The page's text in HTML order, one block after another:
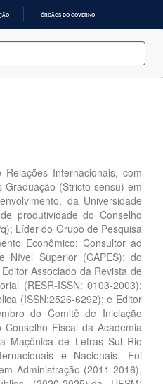
ÓRGÃOS DO GOVERNO
Internacionais, com
(Stricto sensu) em
da Universidade
produtividade do Conselho
Líder do Grupo de Pesquisa
Econômico; Consultor ad
Nível Superior (CAPES); do
Associado da Revista de
(RESR-ISSN: 0103-2003);
(ISSN:2526-6292); e Editor
do Comitê de Iniciação
Conselho Fiscal da Academia
Maçônica de Letras Sul Rio
e Nacionais. Foi
Administração (2011-2016),